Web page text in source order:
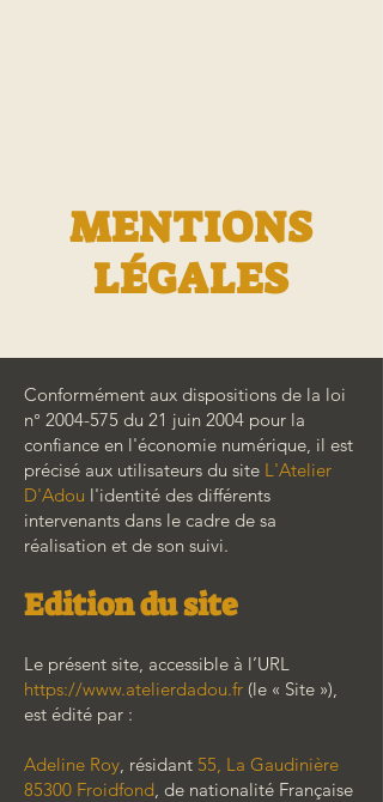
MENTIONS
LÉGALES
Conformément aux dispositions de la loi
n° 2004-575 du 21 juin 2004 pour la
confiance en l'économie numérique, il est
précisé aux utilisateurs du site L'Atelier
D'Adou l'identité des différents
intervenants dans le cadre de sa
réalisation et de son suivi.
Edition du site
Le présent site, accessible à l’URL
https://www.atelierdadou.fr (le « Site »),
est édité par :
Adeline Roy, résidant 55, La Gaudinière
85300 Froidfond, de nationalité Française